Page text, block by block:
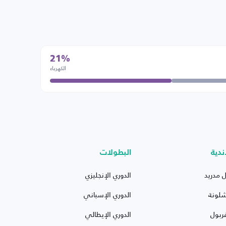
21%
الكهرباء
مدريد
البطولات
الدوري الإنجليزي
الدوري الإسباني
الدوري الإيطالي